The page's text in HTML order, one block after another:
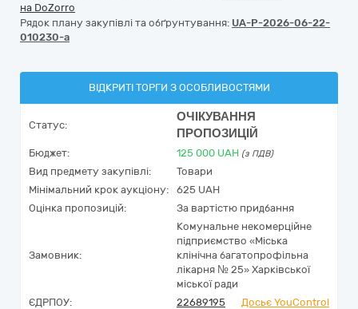
на DoZorro
Рядок плану закупівлі та обґрунтування: UA-P-2026-06-22-
010230-a
ВІДКРИТІ ТОРГИ З ОСОБЛИВОСТЯМИ
Статус:
ОЧІКУВАННЯ
ПРОПОЗИЦІЙ
Бюджет: 125 000 UAH (з ПДВ)
Вид предмету закупівлі:
Товари
Мінімальний крок аукціону:
625 UAH
Оцінка пропозицій:
За вартістю придбання
Замовник:
Комунальне некомерційне
підприємство «Міська
клінічна багатопрофільна
лікарня № 25» Харківської
міської ради
ЄДРПОУ:
22689195
Досьє YouControl